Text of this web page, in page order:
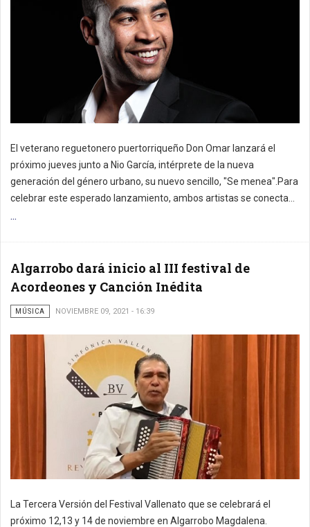
El veterano reguetonero puertorriqueño Don Omar lanzará el
próximo jueves junto a Nio García, intérprete de la nueva
generación del género urbano, su nuevo sencillo, "Se menea".Para
celebrar este esperado lanzamiento, ambos artistas se conecta...
...
Algarrobo dará inicio al III festival de
Acordeones y Canción Inédita
MÚSICA NOVIEMBRE 09, 2021 - 16:39
La Tercera Versión del Festival Vallenato que se celebrará el
próximo 12,13 y 14 de noviembre en Algarrobo Magdalena.